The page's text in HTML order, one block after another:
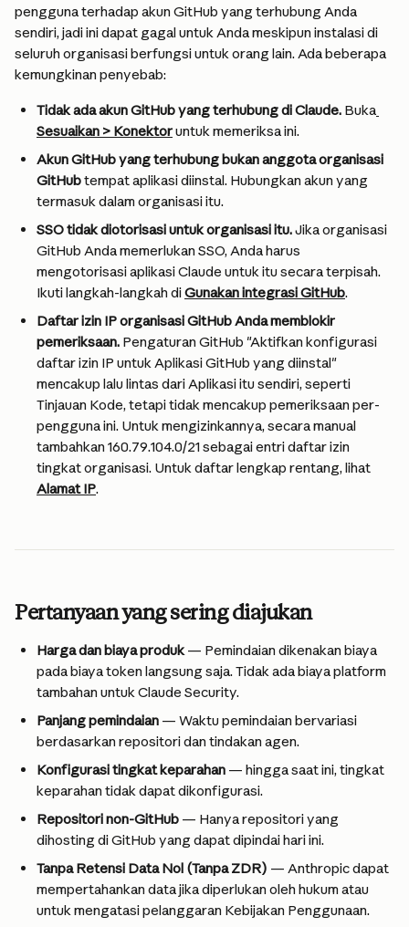
pengguna terhadap akun GitHub yang terhubung Anda
sendiri, jadi ini dapat gagal untuk Anda meskipun instalasi di
seluruh organisasi berfungsi untuk orang lain. Ada beberapa
kemungkinan penyebab:
Tidak ada akun GitHub yang terhubung di Claude. Buka
Sesuaikan > Konektor untuk memeriksa ini.
Akun GitHub yang terhubung bukan anggota organisasi
GitHub tempat aplikasi diinstal. Hubungkan akun yang
termasuk dalam organisasi itu.
SSO tidak diotorisasi untuk organisasi itu. Jika organisasi
GitHub Anda memerlukan SSO, Anda harus
mengotorisasi aplikasi Claude untuk itu secara terpisah.
Ikuti langkah-langkah di Gunakan integrasi GitHub.
Daftar izin IP organisasi GitHub Anda memblokir
pemeriksaan. Pengaturan GitHub "Aktifkan konfigurasi
daftar izin IP untuk Aplikasi GitHub yang diinstal"
mencakup lalu lintas dari Aplikasi itu sendiri, seperti
Tinjauan Kode, tetapi tidak mencakup pemeriksaan per-
pengguna ini. Untuk mengizinkannya, secara manual
tambahkan 160.79.104.0/21 sebagai entri daftar izin
tingkat organisasi. Untuk daftar lengkap rentang, lihat
Alamat IP.
Pertanyaan yang sering diajukan
Harga dan biaya produk — Pemindaian dikenakan biaya
pada biaya token langsung saja. Tidak ada biaya platform
tambahan untuk Claude Security.
Panjang pemindaian — Waktu pemindaian bervariasi
berdasarkan repositori dan tindakan agen.
Konfigurasi tingkat keparahan — hingga saat ini, tingkat
keparahan tidak dapat dikonfigurasi.
Repositori non-GitHub — Hanya repositori yang
dihosting di GitHub yang dapat dipindai hari ini.
Tanpa Retensi Data Nol (Tanpa ZDR) — Anthropic dapat
mempertahankan data jika diperlukan oleh hukum atau
untuk mengatasi pelanggaran Kebijakan Penggunaan.